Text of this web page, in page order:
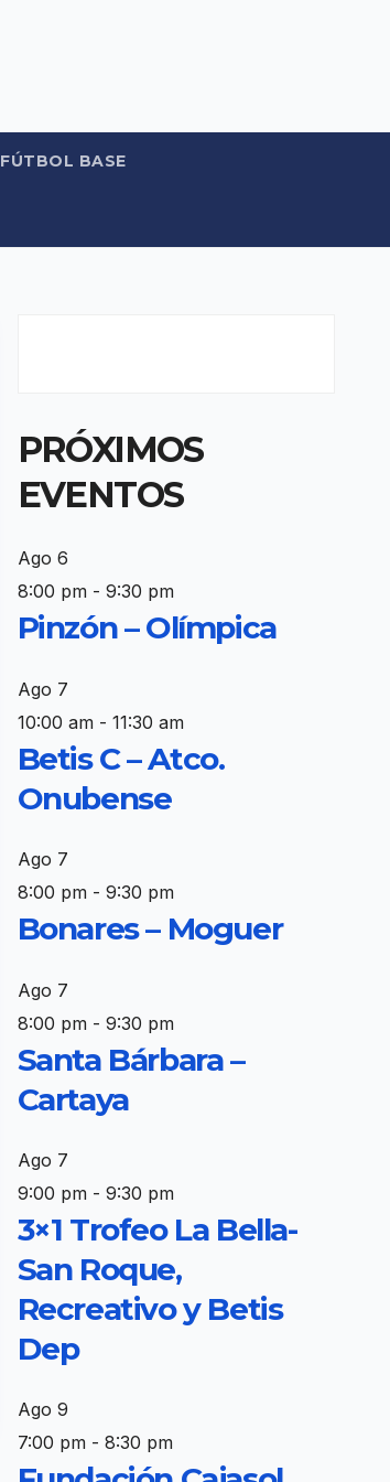
FÚTBOL BASE
PRÓXIMOS
EVENTOS
Ago 6
8:00 pm- 9:30 pm
Pinzón – Olímpica
Ago 7
10:00 am- 11:30 am
Betis C – Atco.
Onubense
Ago 7
8:00 pm- 9:30 pm
Bonares – Moguer
Ago 7
8:00 pm- 9:30 pm
Santa Bárbara –
Cartaya
Ago 7
9:00 pm- 9:30 pm
3×1 Trofeo La Bella-
San Roque,
Recreativo y Betis
Dep
Ago 9
7:00 pm- 8:30 pm